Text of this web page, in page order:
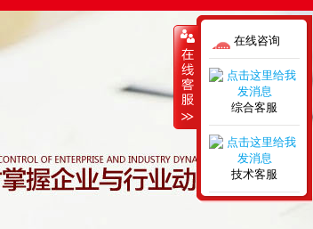
在线咨询
综合客服
技术客服